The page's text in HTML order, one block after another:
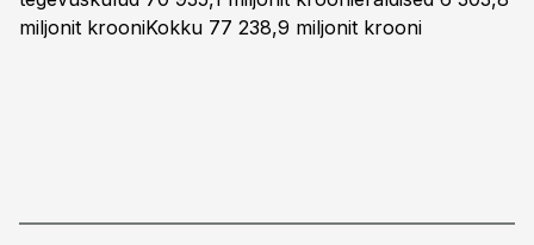
miljonit krooniKokku 77 238,9 miljonit krooni